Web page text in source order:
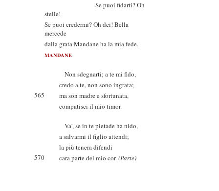
Se puoi fidarti? Oh
stelle!
Se puoi credermi? Oh dei! Bella
mercede
dalla grata Mandane ha la mia fede.
MANDANE
Non sdegnarti; a te mi fido,
credo a te, non sono ingrata;
565
ma son madre e sfortunata,
compatisci il mio timor.
Va', se in te pietade ha nido,
a salvarmi il figlio attendi;
la più tenera difendi
570
cara parte del mio cor.(Parte)